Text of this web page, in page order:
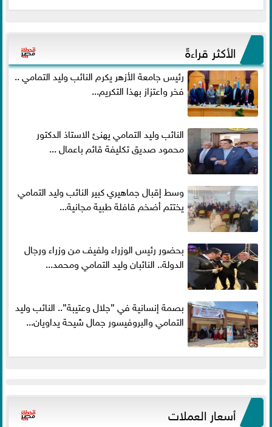
الأكثر قراءةً
رئيس جامعة الأزهر يكرم النائب وليد التمامي ..
فخر واعتزاز بهذا التكريم...
النائب وليد التمامي يهنئ الاستاذ الدكتور
محمود صديق تكليفة قائم باعمال ...
وسط إقبال جماهيري كبير النائب وليد التمامي
يختتم أضخم قافلة طبية مجانية...
بحضور رئيس الوزراء ولفيف من وزراء ورجال
الدولة.. النائبان وليد التمامي ومحمد...
بصمة إنسانية في ”جلال وعتيبة”.. النائب وليد
التمامي والبروفيسور جمال شيحة يداويان...
أسعار العملات